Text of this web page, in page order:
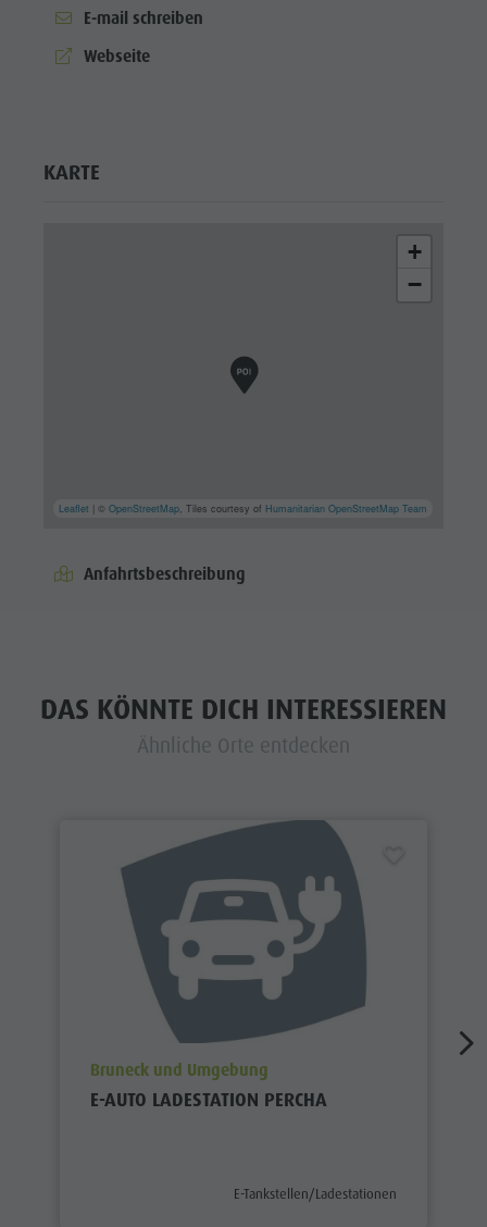
E-mail schreiben
aria.website:
Webseite
KARTE
+
−
Leaflet | ©OpenStreetMap, Tiles courtesy of Humanitarian OpenStreetMap Team
Anfahrtsbeschreibung
DAS KÖNNTE DICH INTERESSIEREN
Ähnliche Orte entdecken
aria.poi_location_prefix
Bruneck und Umgebung
E-AUTO LADESTATION PERCHA
aria.poi_category_prefix
E-Tankstellen/Ladestationen